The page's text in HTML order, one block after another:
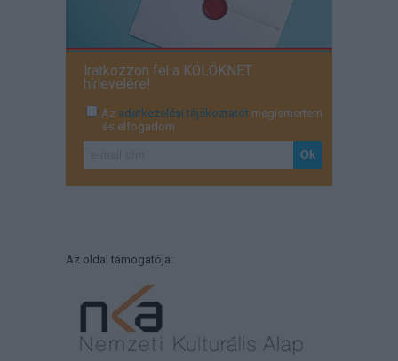
Iratkozzon fel a KÖLÖKNET
hírlevelére!
Az adatkezelési tájékoztatót megismertem
és elfogadom
Az oldal támogatója: